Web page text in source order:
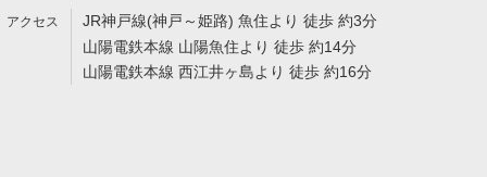
JR神戸線(神戸～姫路) 魚住より 徒歩 約3分
山陽電鉄本線 山陽魚住より 徒歩 約14分
山陽電鉄本線 西江井ヶ島より 徒歩 約16分